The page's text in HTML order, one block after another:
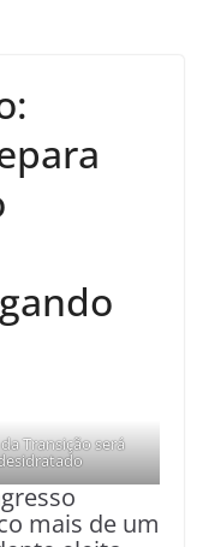
Transição será
mais de um